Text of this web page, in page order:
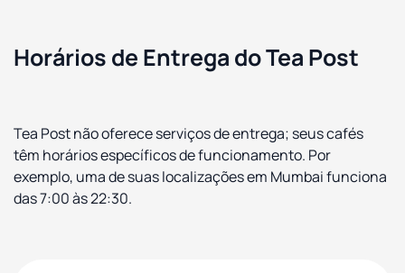
Horários de Entrega do Tea Post
Tea Post não oferece serviços de entrega; seus cafés
têm horários específicos de funcionamento. Por
exemplo, uma de suas localizações em Mumbai funciona
das 7:00 às 22:30.